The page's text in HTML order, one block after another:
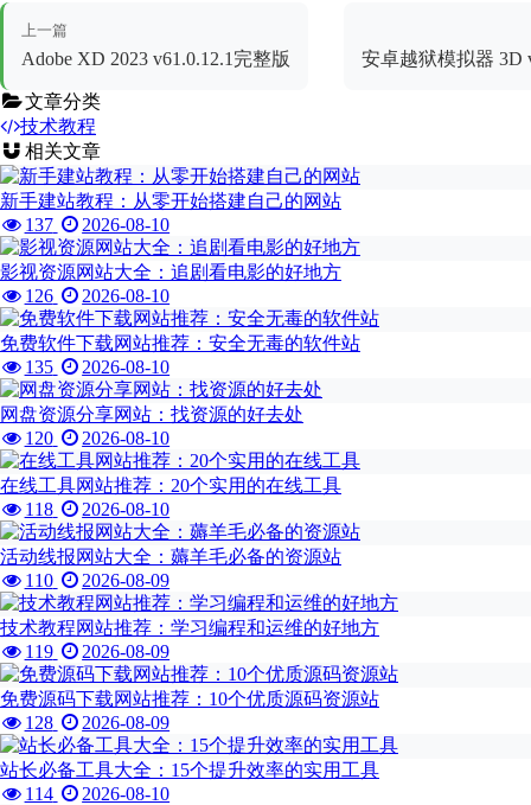
上一篇
Adobe XD 2023 v61.0.12.1完整版 安卓越狱模拟器 3D
文章分类
技术教程
相关文章
新手建站教程：从零开始搭建自己的网站
137
2026-08-10
影视资源网站大全：追剧看电影的好地方
126
2026-08-10
免费软件下载网站推荐：安全无毒的软件站
135
2026-08-10
网盘资源分享网站：找资源的好去处
120
2026-08-10
在线工具网站推荐：20个实用的在线工具
118
2026-08-10
活动线报网站大全：薅羊毛必备的资源站
110
2026-08-09
技术教程网站推荐：学习编程和运维的好地方
119
2026-08-09
免费源码下载网站推荐：10个优质源码资源站
128
2026-08-09
站长必备工具大全：15个提升效率的实用工具
114
2026-08-10